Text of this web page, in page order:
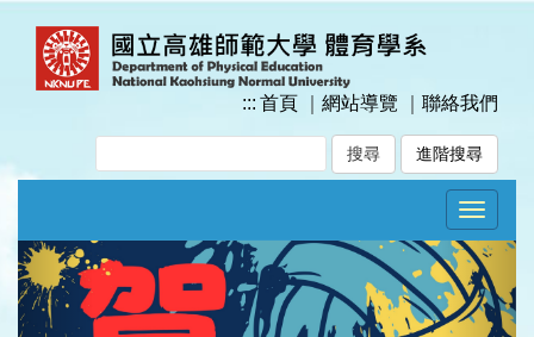
::: 首頁 網站導覽 聯絡我們
進階搜尋
Toggle
Previous Next